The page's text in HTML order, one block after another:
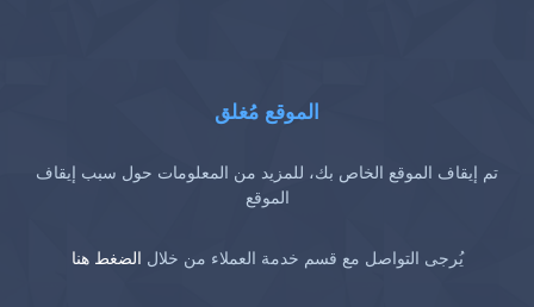
الموقع مُغلق
تم إيقاف الموقع الخاص بك، للمزيد من المعلومات حول سبب إيقاف
الموقع
يُرجى التواصل مع قسم خدمة العملاء من خلال الضغط هنا